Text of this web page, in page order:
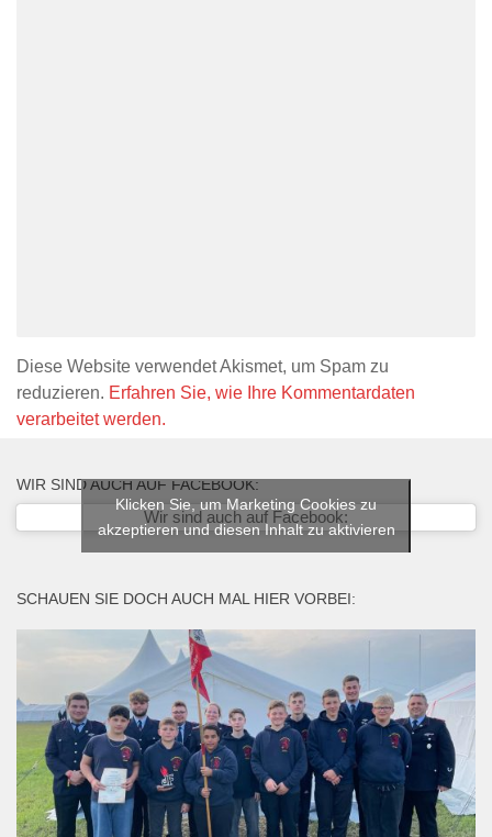
Diese Website verwendet Akismet, um Spam zu
reduzieren. Erfahren Sie, wie Ihre Kommentardaten
verarbeitet werden.
WIR SIND AUCH AUF FACEBOOK:
Wir sind auch auf Facebook:
Klicken Sie, um Marketing Cookies zu
akzeptieren und diesen Inhalt zu aktivieren
SCHAUEN SIE DOCH AUCH MAL HIER VORBEI: